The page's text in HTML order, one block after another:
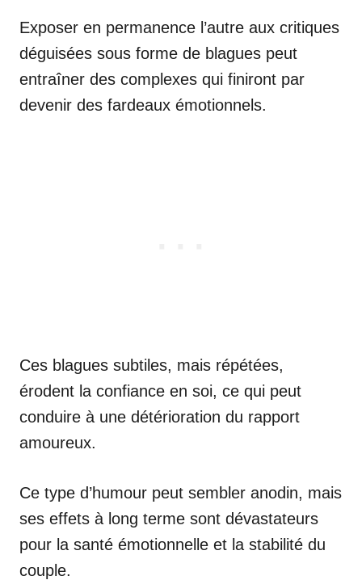
Exposer en permanence l’autre aux critiques
déguisées sous forme de blagues peut
entraîner des complexes qui finiront par
devenir des fardeaux émotionnels.
Ces blagues subtiles, mais répétées,
érodent la confiance en soi, ce qui peut
conduire à une détérioration du rapport
amoureux.
Ce type d’humour peut sembler anodin, mais
ses effets à long terme sont dévastateurs
pour la santé émotionnelle et la stabilité du
couple.